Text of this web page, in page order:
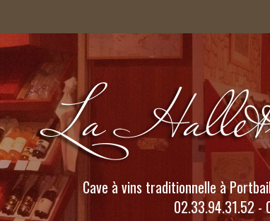
Cave à vins traditionnelle à
02.33.94.31.52 -